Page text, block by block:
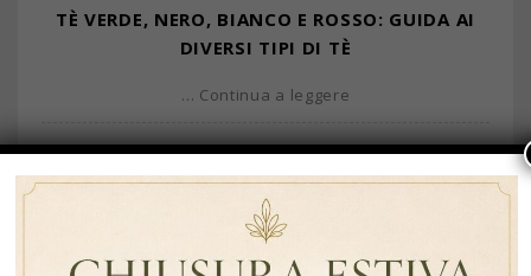
TÈ VERDE, NERO, BIANCO E ROSSO: GUIDA AI
DIVERSI TIPI DI TÈ
… Continua a leggere
By Data
Tè E Infusi
Tè Verde,Nero,Bianco E Rosso